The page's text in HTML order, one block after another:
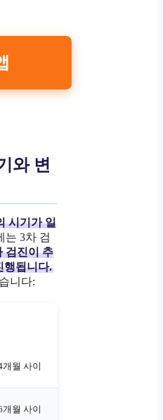
와 변
시기가 일
는 3차 검
검진이 추
행됩니다.
니다:
개월 사이
월 사이